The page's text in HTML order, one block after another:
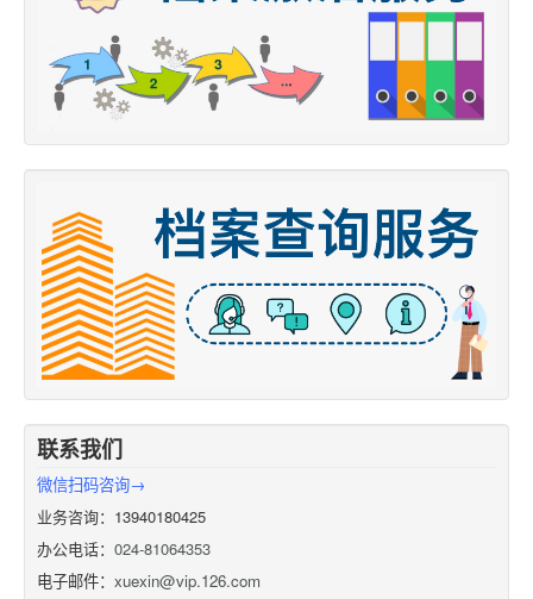
联系我们
微信扫码咨询→
业务咨询：13940180425
办公电话： 024-81064353
电子邮件： xuexin@vip.126.com